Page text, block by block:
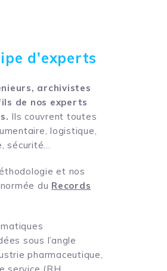
d'experts
archivistes
de nos experts
Ils couvrent toutes
logistique,
sécurité…
et nos
du Records
sous l’angle
pharmaceutique,
service (RH,